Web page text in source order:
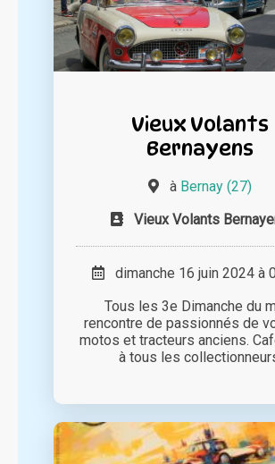
Vieux Volants
Bernayens
à Bernay (27)
Vieux Volants
dimanche 16 juin 2024 à
Tous les 3e Dimanche du
rencontre de passionnés de
motos et tracteurs anciens.
à tous les